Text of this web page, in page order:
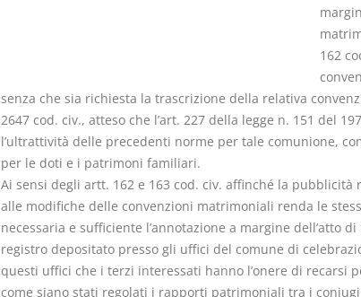
162
senza che sia richiesta la trascrizione della relativa
2647 cod. civ., atteso che l’art. 227 della legge n. 151 del
l’ultrattività delle precedenti norme per tale comunione,
per le doti e i patrimoni familiari.
Ai sensi degli artt. 162 e 163 cod. civ. affinché la pubblicità
alle modifiche delle convenzioni matrimoniali renda le
necessaria e sufficiente l’annotazione a margine dell’atto
registro depositato presso gli uffici del comune di
questi uffici che i terzi interessati hanno l’onere di recarsi
come siano stati regolati i rapporti patrimoniali tra i